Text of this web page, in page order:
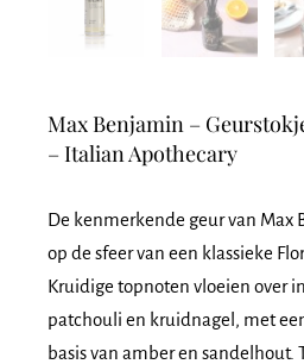
Max Benjamin –
– Italian Apothecary
De kenmerkende geur van Max
op de sfeer van een klassieke
Kruidige topnoten vloeien over
patchouli en kruidnagel, met
basis van amber en sandelhout.